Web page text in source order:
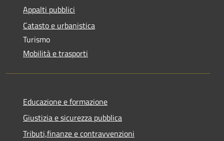
Appalti pubblici
Catasto e urbanistica
Turismo
Mobilità e trasporti
Educazione e formazione
Giustizia e sicurezza pubblica
Tributi,finanze e contravvenzioni